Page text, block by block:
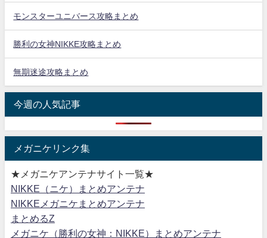
モンスターユニバース攻略まとめ
勝利の女神NIKKE攻略まとめ
無期迷途攻略まとめ
今週の人気記事
メガニケリンク集
★メガニケアンテナサイト一覧★
NIKKE（ニケ）まとめアンテナ
NIKKEメガニケまとめアンテナ
まとめるZ
メガニケ（勝利の女神：NIKKE）まとめアンテナ